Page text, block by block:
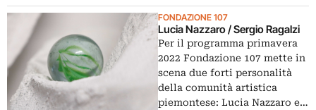
FONDAZIONE 107
Lucia Nazzaro / Sergio Ragalzi
Per il programma primavera
2022 Fondazione 107 mette in
scena due forti personalità
della comunità artistica
piemontese: Lucia Nazzaro e…